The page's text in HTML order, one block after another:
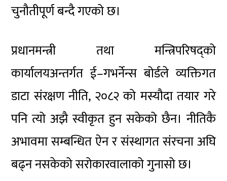
चुनौतीपूर्ण बन्दै गएको छ।
प्रधानमन्त्री तथा मन्त्रिपरिषद्को
कार्यालयअन्तर्गत ई–गभर्नेन्स बोर्डले व्यक्तिगत
डाटा संरक्षण नीति, २०८२ को मस्यौदा तयार गरे
पनि त्यो अझै स्वीकृत हुन सकेको छैन। नीतिकै
अभावमा सम्बन्धित ऐन र संस्थागत संरचना अघि
बढ्न नसकेको सरोकारवालाको गुनासो छ।